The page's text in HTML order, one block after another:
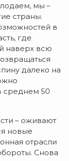
мы –
страны.
в
где
наверх всю
далеко на
среднем 50
– оживают
новые
отрасли
Снова